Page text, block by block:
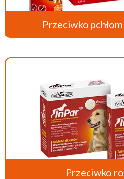
Przeciwko
Przeciwko